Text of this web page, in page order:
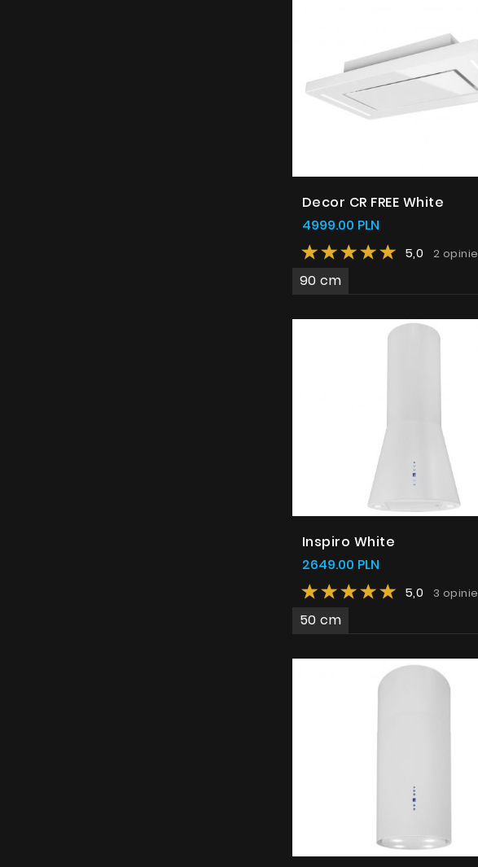
Decor CR FREE White
4999.00 PLN
5,0 2 opinie
90 cm
Inspiro White
2649.00 PLN
5,0 3 opinie
50 cm